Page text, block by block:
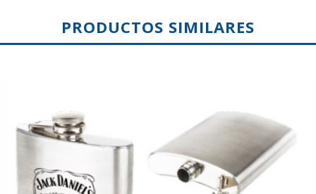
PRODUCTOS SIMILARES